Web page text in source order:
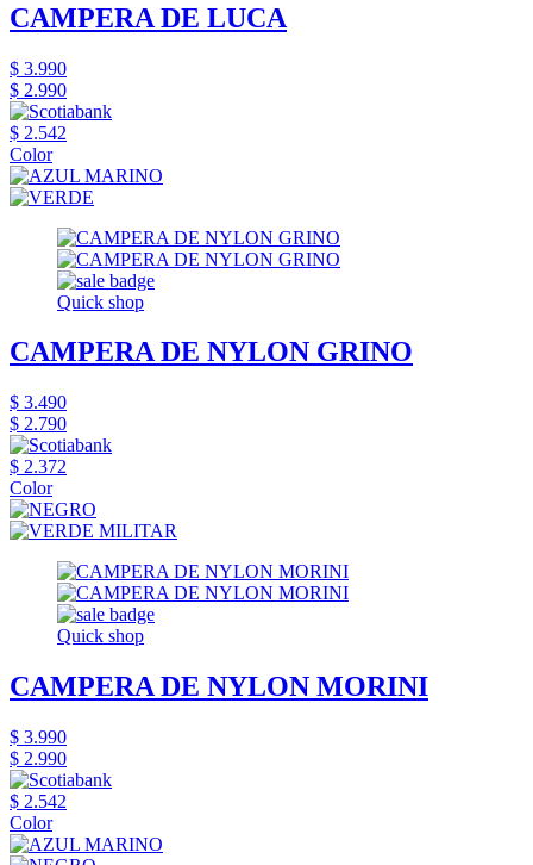
CAMPERA DE LUCA
$ 3.990
$ 2.990
$ 2.542
Color
Quick shop
CAMPERA DE NYLON GRINO
$ 3.490
$ 2.790
$ 2.372
Color
Quick shop
CAMPERA DE NYLON MORINI
$ 3.990
$ 2.990
$ 2.542
Color